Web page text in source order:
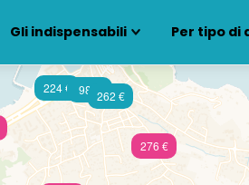
Gli indispensabili Per tipo di
276 €
98 €
224 €
262 €